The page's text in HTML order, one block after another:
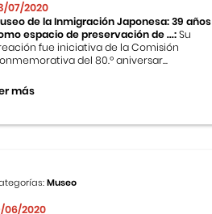
07/2020
de la Inmigración Japonesa: 39 años
espacio de preservación de ...:Su
fue iniciativa de la Comisión
del 80.º aniversar...
más
Museo
06/2020